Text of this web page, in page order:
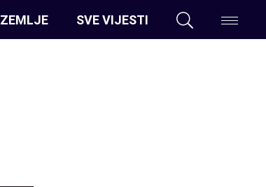
ZEMLJE SVE VIJESTI